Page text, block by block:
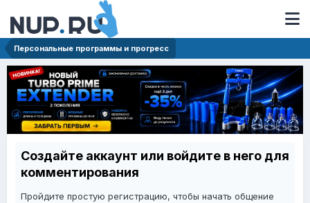
Персональные программы и прогресс
Создайте аккаунт или войдите в него для
комментирования
Пройдите простую регистрацию, чтобы начать общение